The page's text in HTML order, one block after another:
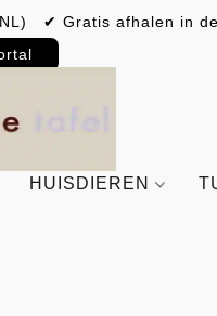
✔ Gratis afhalen in
HUISDIEREN